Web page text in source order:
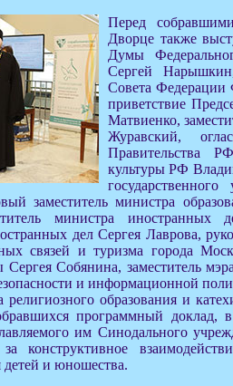
Перед
Дворце также
Думы
Сергей
Совета
приветствие
Матвиенко,
Журавский,
Правительства
культуры РФ
заместитель министра
министра иностранных
дел Сергея Лаврова,
связей и туризма города
Сергея Собянина, заместитель
и информационной
религиозного образования и
программный доклад, в
им Синодального
конструктивное
детей и юношества.